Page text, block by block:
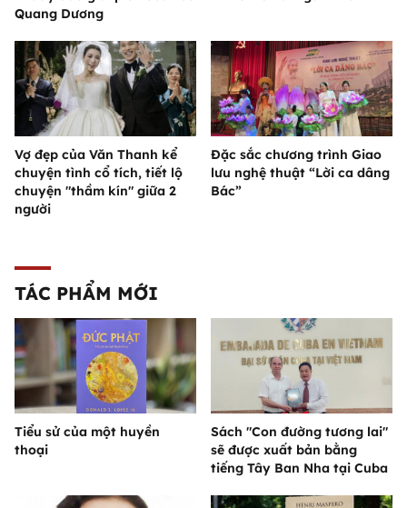
Quang Dương
Vợ đẹp của Văn Thanh kể
chuyện tình cổ tích, tiết lộ
chuyện "thầm kín" giữa 2
người
Đặc sắc chương trình Giao
lưu nghệ thuật “Lời ca dâng
Bác”
TÁC PHẨM MỚI
Tiểu sử của một huyền
thoại
Sách "Con đường tương lai"
sẽ được xuất bản bằng
tiếng Tây Ban Nha tại Cuba